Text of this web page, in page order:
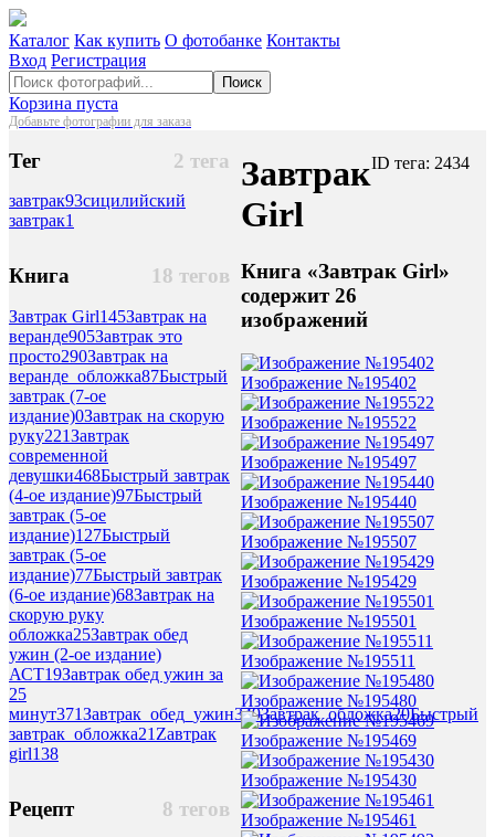
Каталог Как купить О фотобанке Контакты
Вход Регистрация
Поиск
Корзина пуста
Добавьте фотографии для заказа
2 тега
Тег
завтрак93сицилийский
завтрак1
18 тегов
Книга
Завтрак Girl145Завтрак на
веранде905Завтрак это
просто290Завтрак на
веранде_обложка87Быстрый
завтрак (7-ое
издание)0Завтрак на скорую
руку221Завтрак
современной
девушки468Быстрый завтрак
(4-ое издание)97Быстрый
завтрак (5-ое
издание)127Быстрый
завтрак (5-ое
издание)77Быстрый завтрак
(6-ое издание)68Завтрак на
скорую руку
обложка25Завтрак обед
ужин (2-ое издание)
АСТ19Завтрак обед ужин за
25
минут371Завтрак_обед_ужин349Завтрак_обложка20Быстрый
завтрак_обложка21 Zавтрак
girl138
8 тегов
Рецепт
ID тега: 2434
Завтрак
Girl
Книга «Завтрак Girl»
содержит 26
изображений
Изображение №195402
Изображение №195522
Изображение №195497
Изображение №195440
Изображение №195507
Изображение №195429
Изображение №195501
Изображение №195511
Изображение №195480
Изображение №195469
Изображение №195430
Изображение №195461